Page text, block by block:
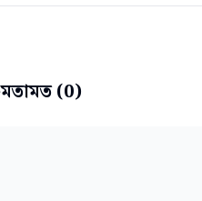
মতামত (0)